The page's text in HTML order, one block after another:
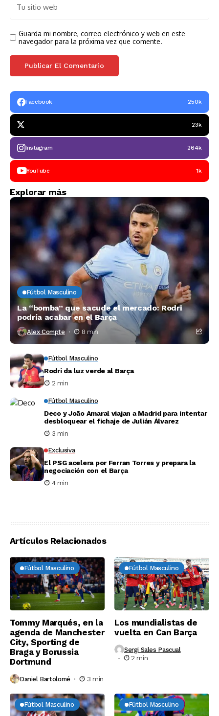
Guarda mi nombre, correo electrónico y web en este
navegador para la próxima vez que comente.
Facebook 250k
23k
Instagram 264k
YouTube 1k
Explorar más
Fútbol Masculino
La “bomba” que sacude el mercado: Rodri
podría acabar en el Barça
Alex Compte 8 min
Fútbol Masculino
Rodri da luz verde al Barça
2 min
Fútbol Masculino
Deco y João Amaral viajan a Madrid para intentar
desbloquear el fichaje de Julián Álvarez
3 min
Exclusiva
El PSG acelera por Ferran Torres y prepara la
negociación con el Barça
4 min
Artículos Relacionados
Fútbol Masculino
Tommy Marqués, en la
agenda de Manchester
City, Sporting de
Braga y Borussia
Dortmund
Daniel Bartolomé 3 min
Fútbol Masculino
Los mundialistas de
vuelta en Can Barça
Sergi Sales Pascual
2 min
Fútbol Masculino Fútbol Masculino